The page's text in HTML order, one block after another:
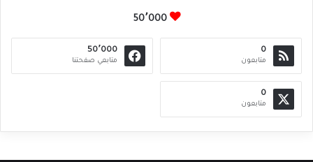
50٬000
0
متابعون
50٬000
متابعي صفحتنا
0
متابعون